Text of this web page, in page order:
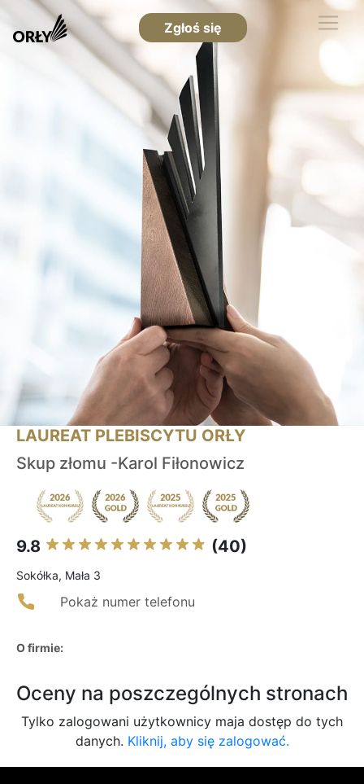
Zgłoś się
LAUREAT PLEBISCYTU ORŁY
Skup złomu -Karol Fiłonowicz
9.8 (40)
Sokółka, Mała 3
Pokaż numer telefonu
O firmie:
Oceny na poszczególnych stronach
Tylko zalogowani użytkownicy maja dostęp do tych
danych. Kliknij, aby się zalogować.